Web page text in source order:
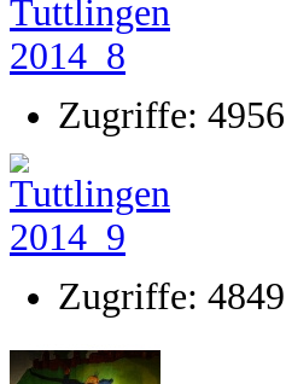
Zugriffe: 4956
Zugriffe: 4849